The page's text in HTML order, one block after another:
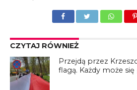
CZYTAJ RÓWNIEŻ
Przejdą przez
flagą. Każdy może się